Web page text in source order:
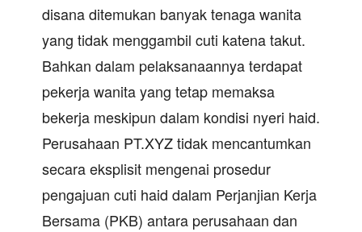
disana ditemukan banyak tenaga wanita
yang tidak menggambil cuti katena takut.
Bahkan dalam pelaksanaannya terdapat
pekerja wanita yang tetap memaksa
bekerja meskipun dalam kondisi nyeri haid.
Perusahaan PT.XYZ tidak mencantumkan
secara eksplisit mengenai prosedur
pengajuan cuti haid dalam Perjanjian Kerja
Bersama (PKB) antara perusahaan dan